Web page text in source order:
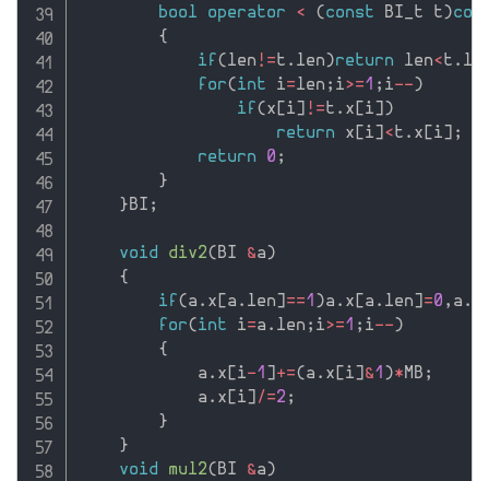
bool
operator < (const BI_t t)
{
if (len !=t . len)return len<t .
for(int i=len ; i>=1 ; i--)
if (x [i] !=t . x [i] )
return x [i] <t . x [i] ;
return
0 ;
}
}BI ;
void div2(BI &a)
{
if (a . x [a . len] ==1 )a . x [a . len] =0 , a .
for(int i=a . len ; i>=1 ; i--)
{
            a
. x [i-1 ] +=(a . x [i] &1 )*MB ;
            a
. x [i] / =2 ;
}
}
void
mul2(BI &a)